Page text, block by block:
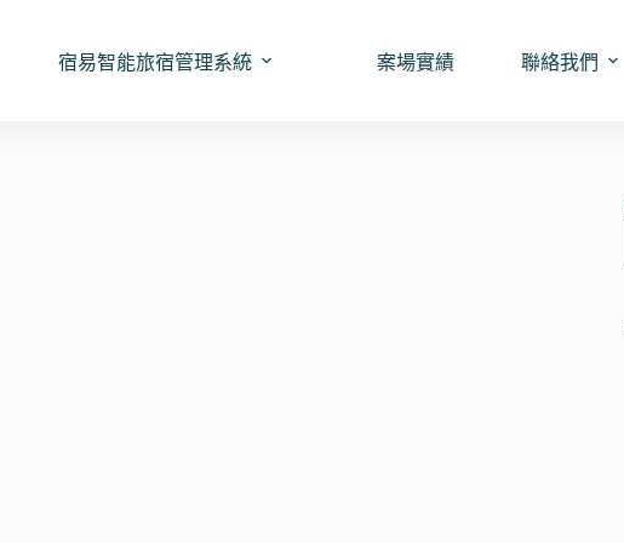
宿易智能旅宿管理系統 案場實績 聯絡我們